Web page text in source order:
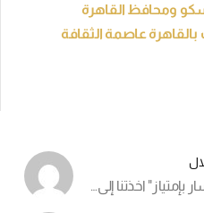
ومحافظ القاهرة
عاصمة الثقافة
اخذتنا إلى…